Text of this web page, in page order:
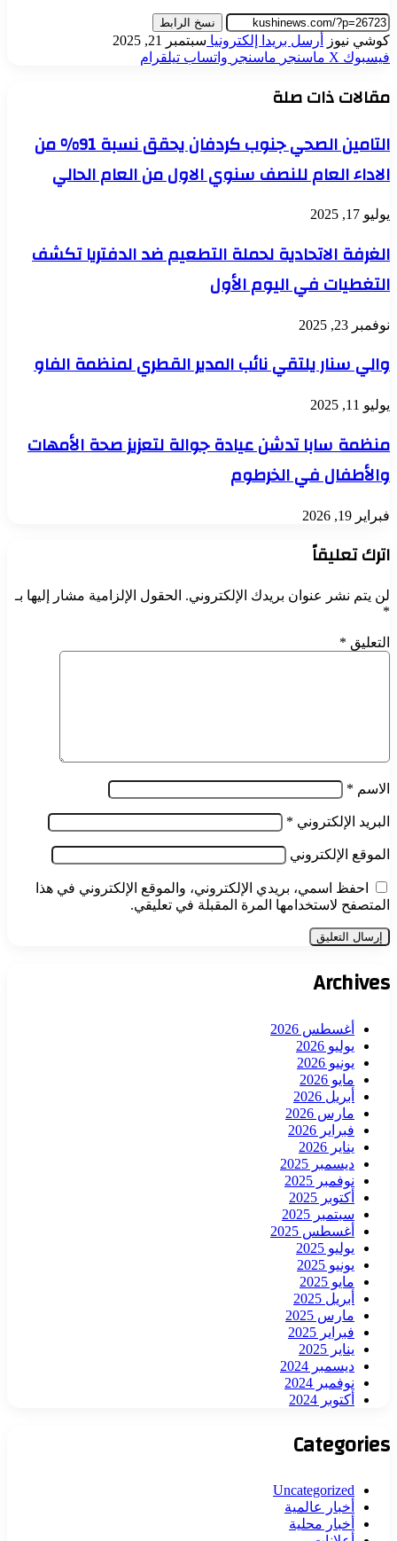
نسخ الرابط
كوشي نيوز أرسل بريدا إلكترونيا سبتمبر 21, 2025
فيسبوك ‫X ماسنجر ماسنجر واتساب تيلقرام
مقالات ذات صلة
التامين الصحي جنوب كردفان يحقق نسبة 91% من
الاداء العام للنصف سنوي الاول من العام الحالي
يوليو 17, 2025
الغرفة الاتحادية لحملة التطعيم ضد الدفتريا تكشف
التغطيات في اليوم الأول
نوفمبر 23, 2025
والي سنار يلتقي نائب المدير القطري لمنظمة الفاو
يوليو 11, 2025
منظمة سابا تدشن عيادة جوالة لتعزيز صحة الأمهات
والأطفال في الخرطوم
فبراير 19, 2026
اترك تعليقاً
لن يتم نشر عنوان بريدك الإلكتروني. الحقول الإلزامية مشار إليها بـ
*
التعليق *
الاسم *
البريد الإلكتروني *
الموقع الإلكتروني
احفظ اسمي، بريدي الإلكتروني، والموقع الإلكتروني في هذا
المتصفح لاستخدامها المرة المقبلة في تعليقي.
Archives
أغسطس 2026
يوليو 2026
يونيو 2026
مايو 2026
أبريل 2026
مارس 2026
فبراير 2026
يناير 2026
ديسمبر 2025
نوفمبر 2025
أكتوبر 2025
سبتمبر 2025
أغسطس 2025
يوليو 2025
يونيو 2025
مايو 2025
أبريل 2025
مارس 2025
فبراير 2025
يناير 2025
ديسمبر 2024
نوفمبر 2024
أكتوبر 2024
Categories
Uncategorized
أخبار عالمية
أخبار محلية